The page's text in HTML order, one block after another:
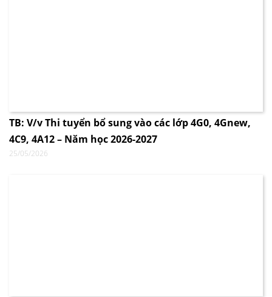
TB: V/v Thi tuyển bổ sung vào các lớp 4G0, 4Gnew,
4C9, 4A12 – Năm học 2026-2027
25/05/2026